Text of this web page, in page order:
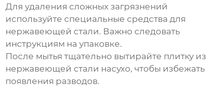
Для удаления сложных загрязнений
используйте специальные средства для
нержавеющей стали. Важно следовать
инструкциям на упаковке.
После мытья тщательно вытирайте плитку из
нержавеющей стали насухо, чтобы избежать
появления разводов.